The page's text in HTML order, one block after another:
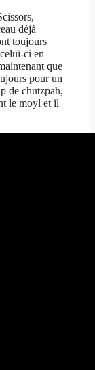
déjà
toujours
ci en
que
pour un
de chutzpah,
le moyl et il